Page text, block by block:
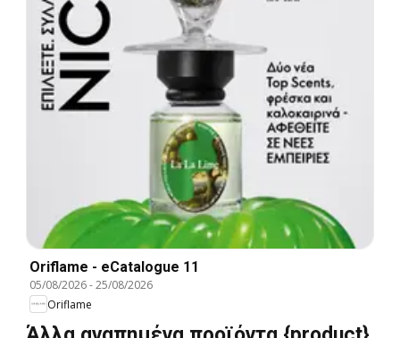
Oriflame - eCatalogue 11
05/08/2026-25/08/2026
Oriflame